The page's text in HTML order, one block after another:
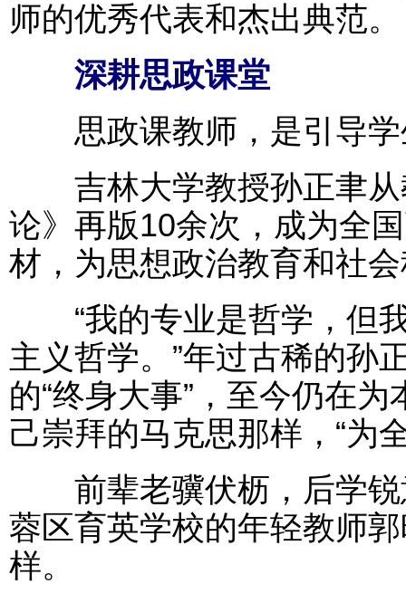
师的优秀代表和杰出典范。
深耕思政课堂
思政课教师，是引导学
吉林大学教授孙正聿从
论》再版10余次，成为全
材，为思想政治教育和社
“我的专业是哲学，但我
主义哲学。”年过古稀的孙
的“终身大事”，至今仍在
己崇拜的马克思那样，“为
前辈老骥伏枥，后学锐
蓉区育英学校的年轻教师
样。